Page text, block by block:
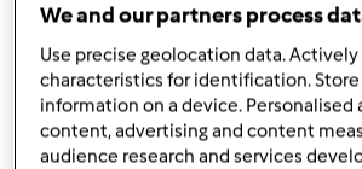
Ingredienti
Per l&#039;impasto
We and our partners process
Use precise geolocation data.
characteristics for identification.
information on a device. Personalised
content, advertising and content
audience research and services